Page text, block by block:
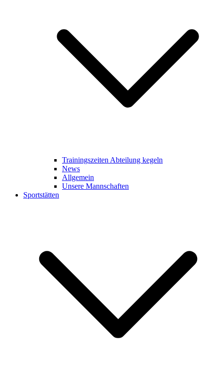
Trainingszeiten Abteilung kegeln
News
Allgemein
Unsere Mannschaften
Sportstätten